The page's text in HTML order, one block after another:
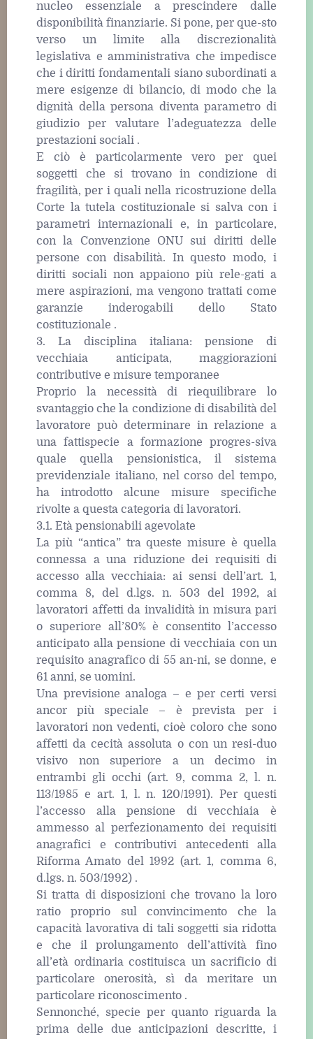
nucleo essenziale a prescindere dalle
disponibilità finanziarie. Si pone, per que-sto
verso un limite alla discrezionalità
legislativa e amministrativa che impedisce
che i diritti fondamentali siano subordinati a
mere esigenze di bilancio, di modo che la
dignità della persona diventa parametro di
giudizio per valutare l’adeguatezza delle
prestazioni sociali .
E ciò è particolarmente vero per quei
soggetti che si trovano in condizione di
fragilità, per i quali nella ricostruzione della
Corte la tutela costituzionale si salva con i
parametri internazionali e, in particolare,
con la Convenzione ONU sui diritti delle
persone con disabilità. In questo modo, i
diritti sociali non appaiono più rele-gati a
mere aspirazioni, ma vengono trattati come
garanzie inderogabili dello Stato
costituzionale .
3. La disciplina italiana: pensione di
vecchiaia anticipata, maggiorazioni
contributive e misure temporanee
Proprio la necessità di riequilibrare lo
svantaggio che la condizione di disabilità del
lavoratore può determinare in relazione a
una fattispecie a formazione progres-siva
quale quella pensionistica, il sistema
previdenziale italiano, nel corso del tempo,
ha introdotto alcune misure specifiche
rivolte a questa categoria di lavoratori.
3.1. Età pensionabili agevolate
La più “antica” tra queste misure è quella
connessa a una riduzione dei requisiti di
accesso alla vecchiaia: ai sensi dell’art. 1,
comma 8, del d.lgs. n. 503 del 1992, ai
lavoratori affetti da invalidità in misura pari
o superiore all’80% è consentito l’accesso
anticipato alla pensione di vecchiaia con un
requisito anagrafico di 55 an-ni, se donne, e
61 anni, se uomini.
Una previsione analoga – e per certi versi
ancor più speciale – è prevista per i
lavoratori non vedenti, cioè coloro che sono
affetti da cecità assoluta o con un resi-duo
visivo non superiore a un decimo in
entrambi gli occhi (art. 9, comma 2, l. n.
113/1985 e art. 1, l. n. 120/1991). Per questi
l’accesso alla pensione di vecchiaia è
ammesso al perfezionamento dei requisiti
anagrafici e contributivi antecedenti alla
Riforma Amato del 1992 (art. 1, comma 6,
d.lgs. n. 503/1992) .
Si tratta di disposizioni che trovano la loro
ratio proprio sul convincimento che la
capacità lavorativa di tali soggetti sia ridotta
e che il prolungamento dell’attività fino
all’età ordinaria costituisca un sacrificio di
particolare onerosità, sì da meritare un
particolare riconoscimento .
Sennonché, specie per quanto riguarda la
prima delle due anticipazioni descritte, i